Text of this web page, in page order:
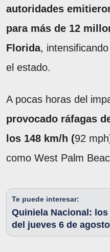
autoridades
para más de 12
Florida,
el estado.
A pocas horas del
provocado ráfagas
los 148 km/h (92
como West Palm
Te puede interesar:
Quiniela Nacional:
del jueves 6 de agosto